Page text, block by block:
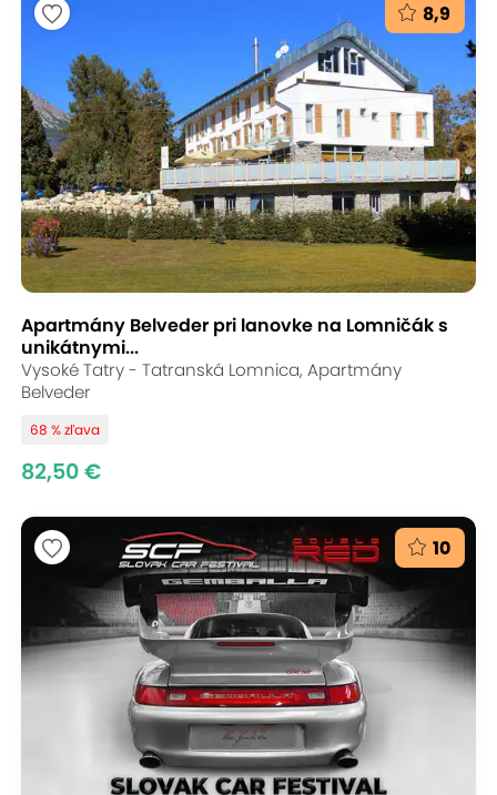
8,9
Apartmány Belveder pri lanovke na Lomničák s
unikátnymi...
Vysoké Tatry - Tatranská Lomnica, Apartmány
Belveder
68 % zľava
82,50 €
10